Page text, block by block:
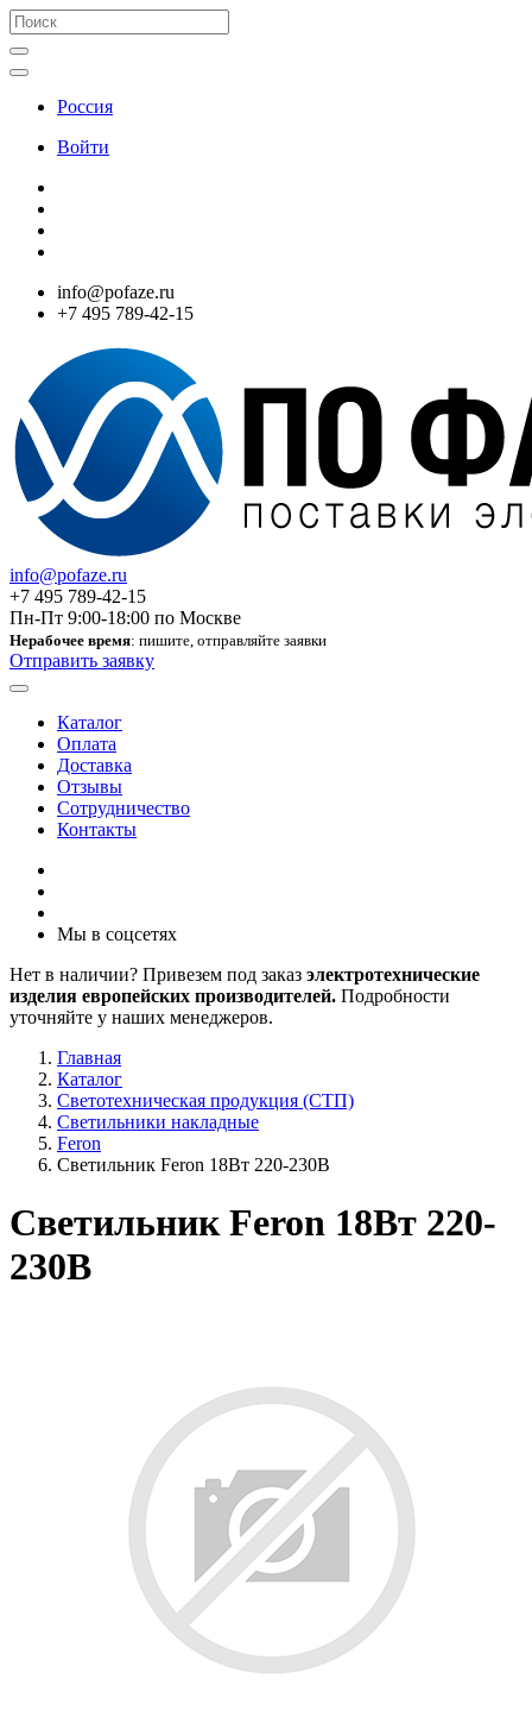
Россия
Войти
info@pofaze.ru
+7 495 789-42-15
info@pofaze.ru
+7 495 789-42-15
Пн-Пт 9:00-18:00 по Москве
Нерабочее время: пишите, отправляйте заявки
Отправить заявку
Каталог
Оплата
Доставка
Отзывы
Сотрудничество
Контакты
Мы в соцсетях
Нет в наличии? Привезем под заказ электротехнические
изделия европейских производителей. Подробности
уточняйте у наших менеджеров.
Главная
Каталог
Светотехническая продукция (СТП)
Светильники накладные
Feron
Светильник Feron 18Вт 220-230В
Светильник Feron 18Вт 220-
230В